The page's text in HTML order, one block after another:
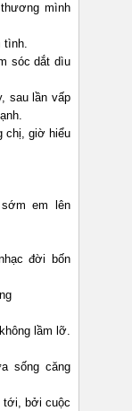
mình
tình.
sóc dắt dìu
sau lần vấp
chị, giờ hiểu
em lên
đời bốn
lầm lỡ.
sống căng
tới, bởi cuộc